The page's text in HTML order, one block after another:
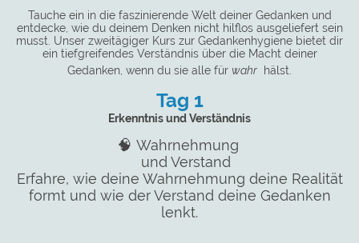
Tauche ein in die faszinierende Welt deiner Gedanken und
entdecke, wie du deinem Denken nicht hilflos ausgeliefert sein
musst. Unser zweitägiger Kurs zur Gedankenhygiene bietet dir
ein tiefgreifendes Verständnis über die Macht deiner
Gedanken, wenn du sie alle für wahr hälst.
Tag 1
Erkenntnis und Verständnis
🧠 Wahrnehmung
und Verstand
Erfahre, wie deine Wahrnehmung deine Realität
formt und wie der Verstand deine Gedanken
lenkt.